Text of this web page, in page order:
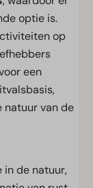
optie is.
op
een
natuur van de
in de natuur,